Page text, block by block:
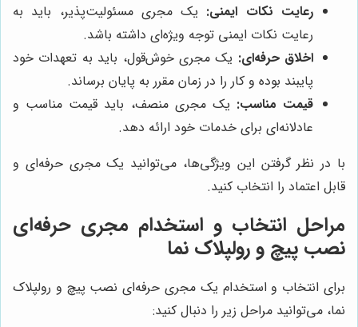
رعایت نکات ایمنی: یک مجری مسئولیت‌پذیر، باید به
رعایت نکات ایمنی توجه ویژه‌ای داشته باشد.
اخلاق حرفه‌ای: یک مجری خوش‌قول، باید به تعهدات خود
پایبند بوده و کار را در زمان مقرر به پایان برساند.
قیمت مناسب: یک مجری منصف، باید قیمت مناسب و
عادلانه‌ای برای خدمات خود ارائه دهد.
با در نظر گرفتن این ویژگی‌ها، می‌توانید یک مجری حرفه‌ای و
قابل اعتماد را انتخاب کنید.
مراحل انتخاب و استخدام مجری حرفه‌ای
نصب پیچ و رولپلاک نما
برای انتخاب و استخدام یک مجری حرفه‌ای نصب پیچ و رولپلاک
نما، می‌توانید مراحل زیر را دنبال کنید: